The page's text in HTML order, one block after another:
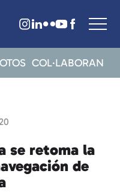
COL·LABORAN
se retoma la
de